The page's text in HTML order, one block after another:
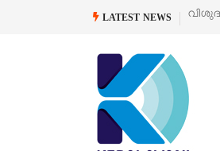
LATEST NEWS
മേജർ ബസിലിക്കയുടെ സമർപ്പണ തിരുനാൾ